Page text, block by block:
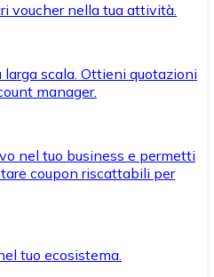
voucher nella tua attività.
scala. Ottieni quotazioni
manager.
nel tuo business e permetti
coupon riscattabili per
tuo ecosistema.